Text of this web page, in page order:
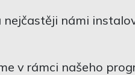
námi
v rámci našeho